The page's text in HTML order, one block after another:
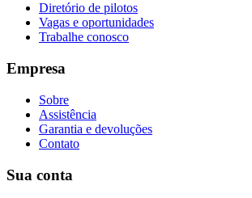
Diretório de pilotos
Vagas e oportunidades
Trabalhe conosco
Empresa
Sobre
Assistência
Garantia e devoluções
Contato
Sua conta